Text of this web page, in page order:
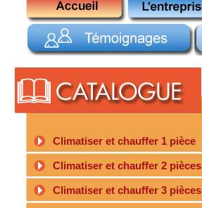
Climatiser et chauffer 1 pièce
Climatiser et chauffer 2 pièces
Climatiser et chauffer 3 pièces